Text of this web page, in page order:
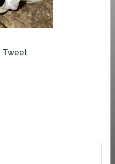
Tweet